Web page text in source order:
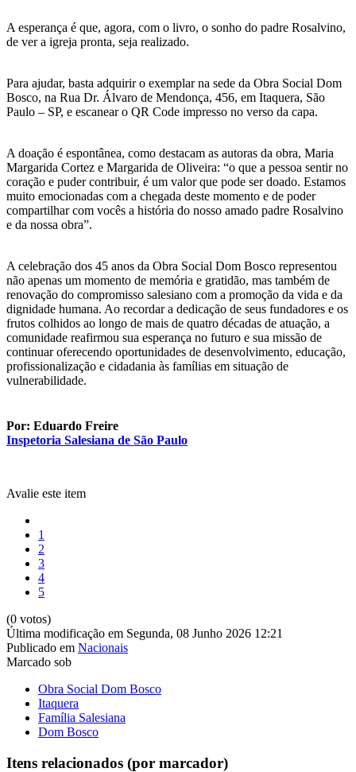
A esperança é que, agora, com o livro, o sonho do padre Rosalvino,
de ver a igreja pronta, seja realizado.
Para ajudar, basta adquirir o exemplar na sede da Obra Social Dom
Bosco, na Rua Dr. Álvaro de Mendonça, 456, em Itaquera, São
Paulo – SP, e escanear o QR Code impresso no verso da capa.
A doação é espontânea, como destacam as autoras da obra, Maria
Margarida Cortez e Margarida de Oliveira: “o que a pessoa sentir no
coração e puder contribuir, é um valor que pode ser doado. Estamos
muito emocionadas com a chegada deste momento e de poder
compartilhar com vocês a história do nosso amado padre Rosalvino
e da nossa obra”.
A celebração dos 45 anos da Obra Social Dom Bosco representou
não apenas um momento de memória e gratidão, mas também de
renovação do compromisso salesiano com a promoção da vida e da
dignidade humana. Ao recordar a dedicação de seus fundadores e os
frutos colhidos ao longo de mais de quatro décadas de atuação, a
comunidade reafirmou sua esperança no futuro e sua missão de
continuar oferecendo oportunidades de desenvolvimento, educação,
profissionalização e cidadania às famílias em situação de
vulnerabilidade.
Por: Eduardo Freire
Inspetoria Salesiana de São Paulo
Avalie este item
1
2
3
4
5
(0 votos)
Última modificação em Segunda, 08 Junho 2026 12:21
Publicado em Nacionais
Marcado sob
Obra Social Dom Bosco
Itaquera
Família Salesiana
Dom Bosco
Itens relacionados (por marcador)